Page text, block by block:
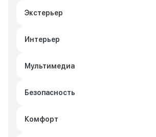
Экстерьер
Интерьер
Мультимедиа
Безопасность
Комфорт